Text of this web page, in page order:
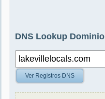
DNS Lookup Dominio
Ver Registros DNS